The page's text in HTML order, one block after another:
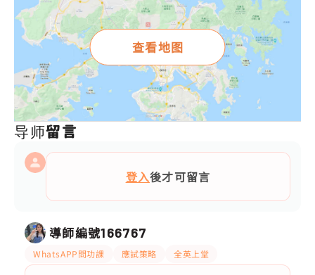
查看地图
导师留言
登入後才可留言
導師編號166767
WhatsAPP問功課 應試策略 全英上堂